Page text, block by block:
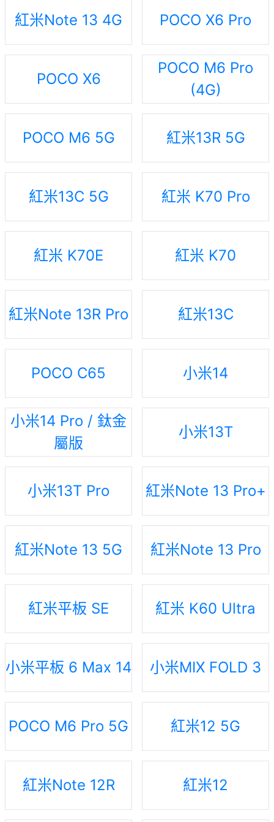
紅米Note 13 4G POCO X6 Pro
POCO X6
POCO M6 Pro
(4G)
POCO M6 5G 紅米13R 5G
紅米13C 5G 紅米 K70 Pro
紅米 K70E 紅米 K70
紅米Note 13R Pro 紅米13C
POCO C65 小米14
小米14 Pro / 鈦金
屬版
小米13T
小米13T Pro 紅米Note 13 Pro+
紅米Note 13 5G 紅米Note 13 Pro
紅米平板 SE 紅米 K60 Ultra
小米平板 6 Max 14 小米MIX FOLD 3
POCO M6 Pro 5G 紅米12 5G
紅米Note 12R 紅米12